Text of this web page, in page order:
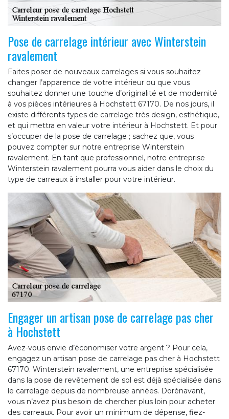
Pose de carrelage intérieur avec Winterstein
ravalement
Faites poser de nouveaux carrelages si vous souhaitez
changer l’apparence de votre intérieur ou que vous
souhaitez donner une touche d’originalité et de modernité
à vos pièces intérieures à Hochstett 67170. De nos jours, il
existe différents types de carrelage très design, esthétique,
et qui mettra en valeur votre intérieur à Hochstett. Et pour
s’occuper de la pose de carrelage ; sachez que, vous
pouvez compter sur notre entreprise Winterstein
ravalement. En tant que professionnel, notre entreprise
Winterstein ravalement pourra vous aider dans le choix du
type de carreaux à installer pour votre intérieur.
Engager un artisan pose de carrelage pas cher
à Hochstett
Avez-vous envie d’économiser votre argent ? Pour cela,
engagez un artisan pose de carrelage pas cher à Hochstett
67170. Winterstein ravalement, une entreprise spécialisée
dans la pose de revêtement de sol est déjà spécialisée dans
le carrelage depuis de nombreuse années. Dorénavant,
vous n’avez plus besoin de chercher plus loin pour acheter
des carreaux. Pour avoir un minimum de dépense, fiez-